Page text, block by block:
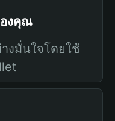
องคุณ
งมั่นใจโดยใช้